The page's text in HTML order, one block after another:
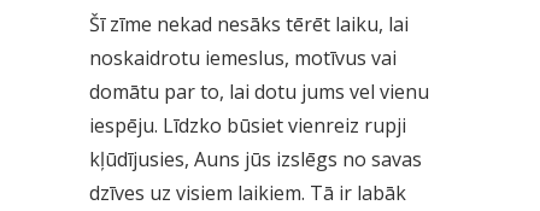
Šī zīme nekad nesāks tērēt laiku, lai
noskaidrotu iemeslus, motīvus vai
domātu par to, lai dotu jums vel vienu
iespēju. Līdzko būsiet vienreiz rupji
kļūdījusies, Auns jūs izslēgs no savas
dzīves uz visiem laikiem. Tā ir labāk